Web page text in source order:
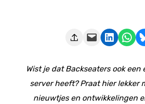
Deze pagina e-mailen Delen op LinkedIn Delen via WhatsApp Share on Bluesky
Wist je dat Backseaters ook een
server heeft? Praat hier lekker
nieuwtjes en ontwikkelingen